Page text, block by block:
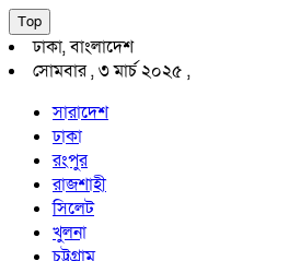
Top
ঢাকা, বাংলাদেশ
সোমবার , ৩ মার্চ ২০২৫ ,
সারাদেশ
ঢাকা
রংপুর
রাজশাহী
সিলেট
খুলনা